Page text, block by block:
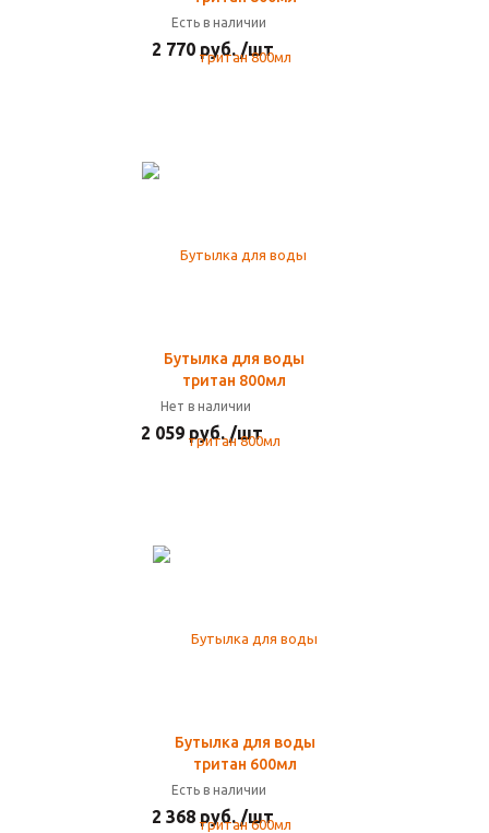
Есть в наличии
2 770 руб. /шт
Бутылка для воды
тритан 800мл
Нет в наличии
2 059 руб. /шт
Бутылка для воды
тритан 600мл
Есть в наличии
2 368 руб. /шт